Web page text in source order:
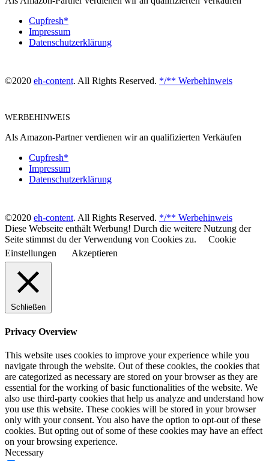
Cupfresh*
Impressum
Datenschutzerklärung
©2020 eh-content. All Rights Reserved. */** Werbehinweis
WERBEHINWEIS
Als Amazon-Partner verdienen wir an qualifizierten Verkäufen
Cupfresh*
Impressum
Datenschutzerklärung
©2020 eh-content. All Rights Reserved. */** Werbehinweis
Diese Webseite enthält Werbung! Durch die weitere Nutzung der
Seite stimmst du der Verwendung von Cookies zu.
Cookie
Einstellungen
Akzeptieren
Schließen
Privacy Overview
This website uses cookies to improve your experience while you
navigate through the website. Out of these cookies, the cookies that
are categorized as necessary are stored on your browser as they are
essential for the working of basic functionalities of the website. We
also use third-party cookies that help us analyze and understand how
you use this website. These cookies will be stored in your browser
only with your consent. You also have the option to opt-out of these
cookies. But opting out of some of these cookies may have an effect
on your browsing experience.
Necessary